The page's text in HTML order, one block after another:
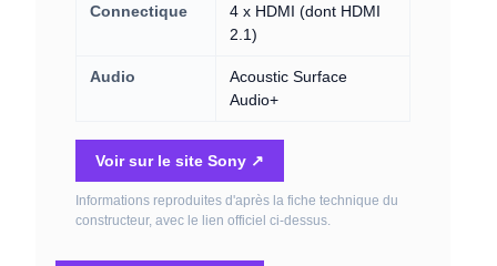
Connectique
4 x HDMI (dont HDMI
2.1)
Audio
Acoustic Surface
Audio+
Voir sur le site Sony ↗
Informations reproduites d'après la fiche technique du
constructeur, avec le lien officiel ci-dessus.